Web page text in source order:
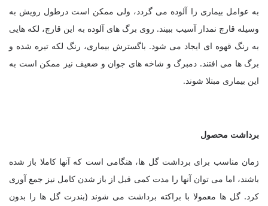
به عوامل بیماری زا آلوده می گردد، ولی ممکن است درطول رویش به
وسیله قارچ نمدار آسیب ببیند. روی برگ های آلوده به این قارچ، لکه هایی
به رنگ قهوه ای ایجاد می شود. باگسترش بیماری، رنگ لکه تیره شده و
برگ ها می افتند. دمبرگ و شاخه های جوان و ضعیف نیز ممکن است به
این بیماری مبتلا شوند.
برداشت محصول
زمان مناسب برای برداشت گل ها، هنگامی است که آنها کاملا باز شده
باشند، اما می توان آنها را مدت کمی قبل از باز شدن کامل نیز جمع آوری
کرد. گل ها معمولا با براکته برداشت می شوند (بندرت گل ها را بدون